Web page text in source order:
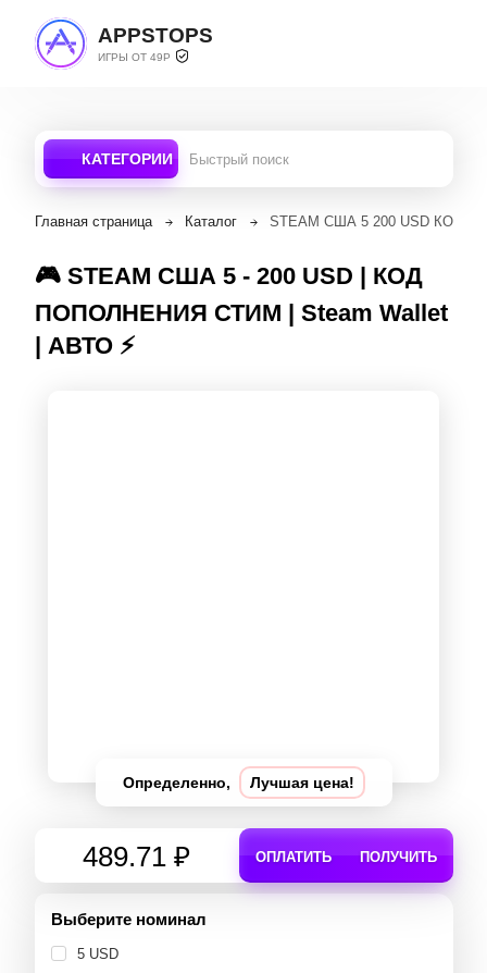
APPSTOPS
ИГРЫ ОТ 49Р
КАТЕГОРИИ
Главная страница Каталог STEAM США 5 200 USD КОД
🎮 STEAM США 5 - 200 USD | КОД
ПОПОЛНЕНИЯ СТИМ | Steam Wallet
| АВТО ⚡
Определенно, Лучшая цена!
489.71 ₽ ОПЛАТИТЬ ПОЛУЧИТЬ
Выберите номинал
5 USD